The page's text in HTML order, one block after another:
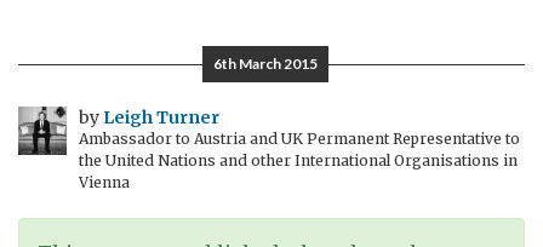
fikirlerin
zamanı
geldi
mi?
6th March 2015
by Leigh Turner
Ambassador to Austria and UK Permanent Representative to
the United Nations and other International Organisations in
Vienna